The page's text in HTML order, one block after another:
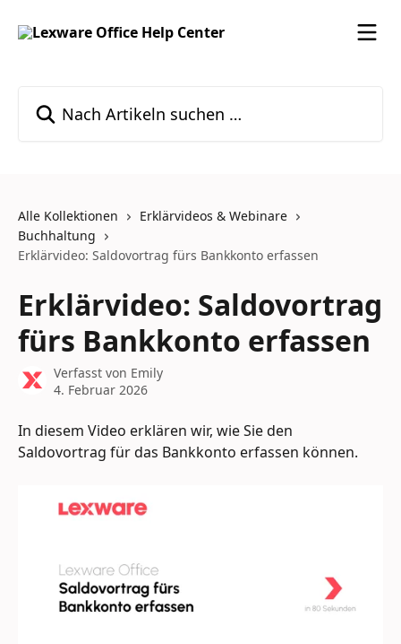
Alle Kollektionen
Erklärvideos & Webinare
Buchhaltung
Erklärvideo: Saldovortrag fürs Bankkonto erfassen
Erklärvideo: Saldovortrag
fürs Bankkonto erfassen
Verfasst von Emily
4. Februar 2026
In diesem Video erklären wir, wie Sie den
Saldovortrag für das Bankkonto erfassen können.